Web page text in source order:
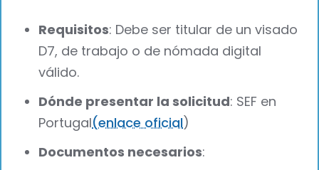
Requisitos: Debe ser titular de un visado
D7, de trabajo o de nómada digital
válido.
Dónde presentar la solicitud: SEF en
Portugal(enlace oficial)
Documentos necesarios: